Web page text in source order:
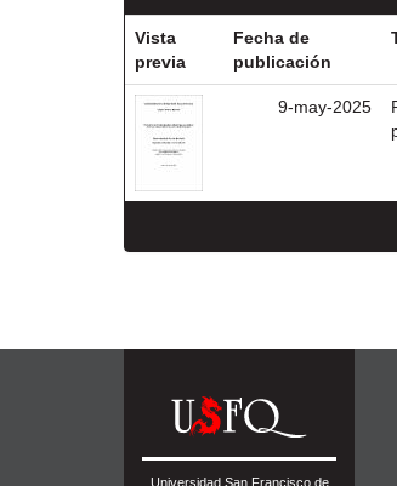
Vista
previa
Fecha de
publicación
9-may-2025
Universidad San Francisco de